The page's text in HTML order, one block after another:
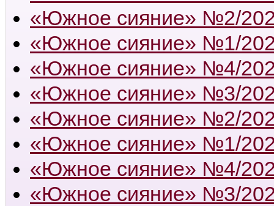
«Южное сияние» №2/
«Южное сияние» №1/
«Южное сияние» №4/
«Южное сияние» №3/
«Южное сияние» №2/
«Южное сияние» №1/
«Южное сияние» №4/
«Южное сияние» №3/